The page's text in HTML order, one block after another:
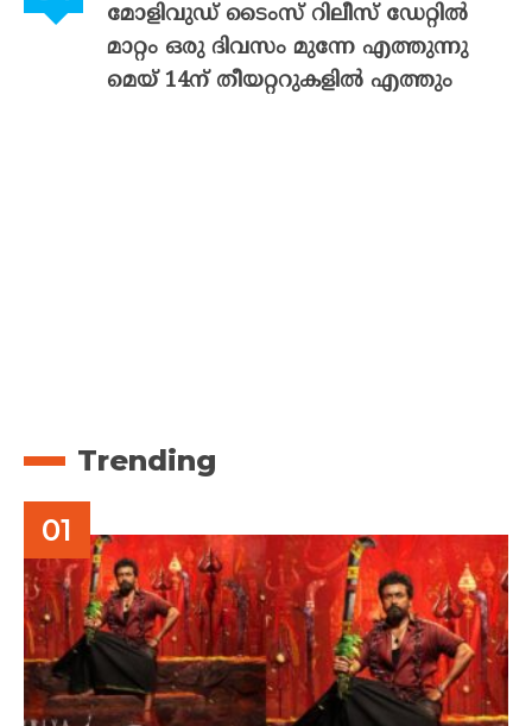
മോളിവുഡ് ടൈംസ് റിലീസ് ഡേറ്റിൽ
മാറ്റം ഒരു ദിവസം മുന്നേ എത്തുന്നു
മെയ് 14ന് തീയറ്ററുകളിൽ എത്തും
Trending